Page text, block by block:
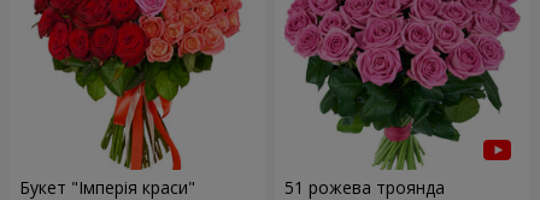
Букет "Імперія краси" 51 рожева троянда